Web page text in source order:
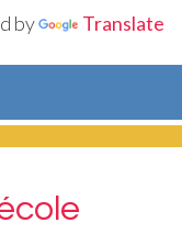
by Translate